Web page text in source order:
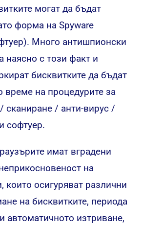
могат да бъдат
форма на Spyware
Много антишпионски
наясно с този факт и
бисквитките да бъдат
време на процедурите за
сканиране / анти-вирус /
софтуер.
имат вградени
на
които осигуряват различни
на бисквитките, периода
автоматичното изтриване,